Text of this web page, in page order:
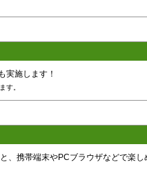
実施します！
す。
、携帯端末やPCブラウザなどで楽し